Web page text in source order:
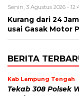
Senin, 3 Agustus 2026 -
Kurang dari 24
usai Gasak Motor
BERITA
Kab Lampung Tengah
Tekab 308 Polsek